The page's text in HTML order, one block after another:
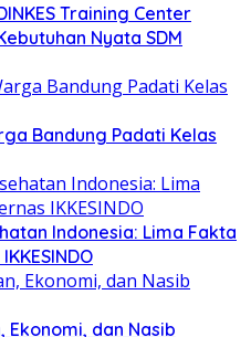
Training Center
Nyata SDM
Bandung Padati Kelas
Indonesia: Lima Fakta
Ekonomi, dan Nasib